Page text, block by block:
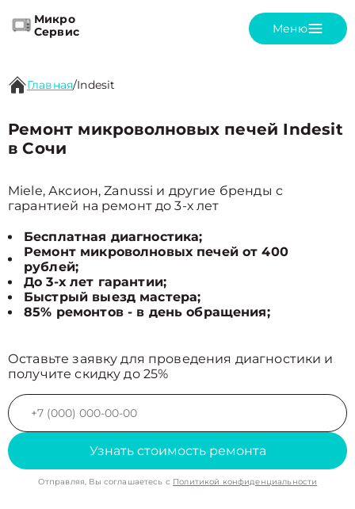
Микро
Сервис
Меню
Главная/Indesit
Ремонт микроволновых печей Indesit
в Сочи
Miele, Аксион, Zanussi и другие бренды с
гарантией на ремонт до 3-х лет
Бесплатная диагностика;
Ремонт микроволновых печей от 400
рублей;
До 3-х лет гарантии;
Быстрый выезд мастера;
85% ремонтов - в день обращения;
Оставьте заявку для проведения диагностики и
получите скидку до 25%
Узнать стоимость ремонта
Отправляя, Вы соглашаетесь с Политикой конфиденциальности